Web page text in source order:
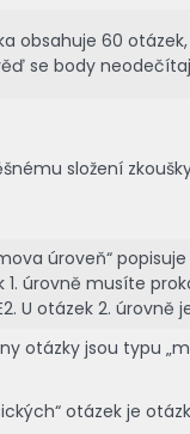
obsahuje 60
se body
složení
úroveň“
1. úrovně musíte
U otázek 2.
otázky jsou typu
otázek je